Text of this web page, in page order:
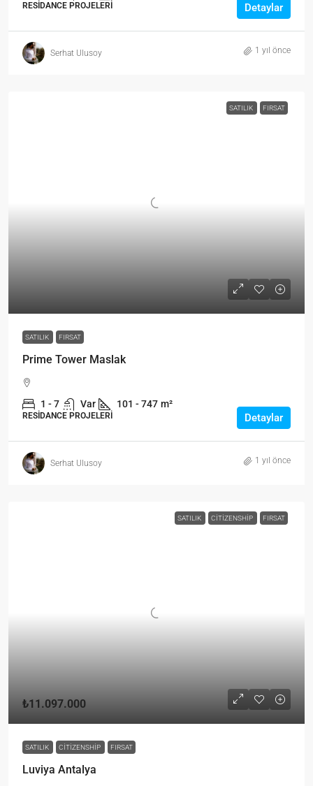
RESIDANCE PROJELERI Detaylar
Serhat Ulusoy 1 yıl önce
SATILIK FIRSAT
SATILIK FIRSAT
Prime Tower Maslak
1 - 7 Var 101 - 747 m²
RESIDANCE PROJELERI Detaylar
Serhat Ulusoy 1 yıl önce
SATILIK CITIZENSHIP FIRSAT
₺11.097.000
SATILIK CITIZENSHIP FIRSAT
Luviya Antalya